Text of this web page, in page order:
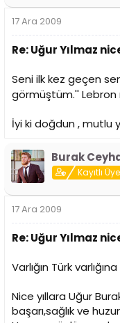
17 Ara 2009
Re: Uğur Yılmaz
Seni ilk kez geçen
görmüştüm.''
İyi ki doğdun , mutlu
Burak
Kayıtlı Üye
17 Ara 2009
Re: Uğur Yılmaz
Varlığın Türk
Nice yıllara Uğur
başarı,sağlık ve